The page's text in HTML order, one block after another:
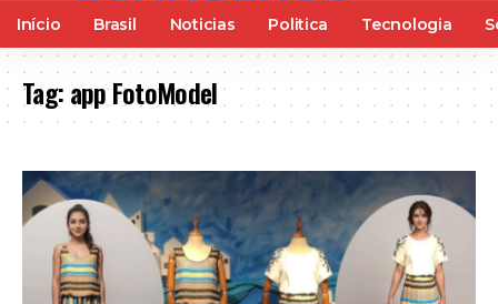
Início Brasil Noticias Politica Tecnologia
Tag:app FotoModel